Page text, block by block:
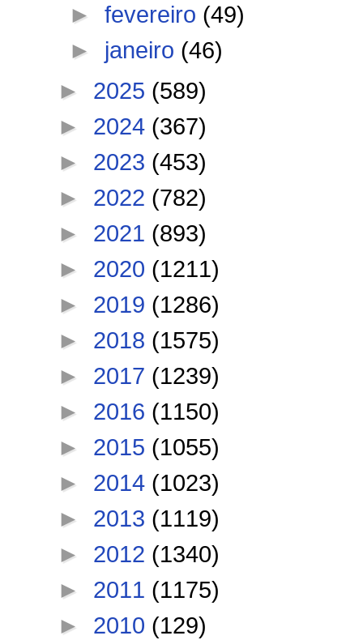
►fevereiro (49)
► janeiro (46)
► 2025 (589)
► 2024 (367)
► 2023 (453)
► 2022 (782)
► 2021 (893)
► 2020 (1211)
► 2019 (1286)
► 2018 (1575)
► 2017 (1239)
► 2016 (1150)
► 2015 (1055)
► 2014 (1023)
► 2013 (1119)
► 2012 (1340)
► 2011 (1175)
► 2010 (129)